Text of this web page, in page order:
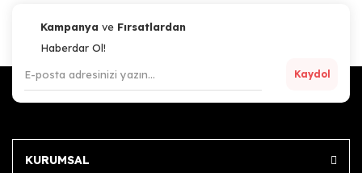
Kampanya ve Fırsatlardan
Haberdar Ol!
Kaydol
KURUMSAL